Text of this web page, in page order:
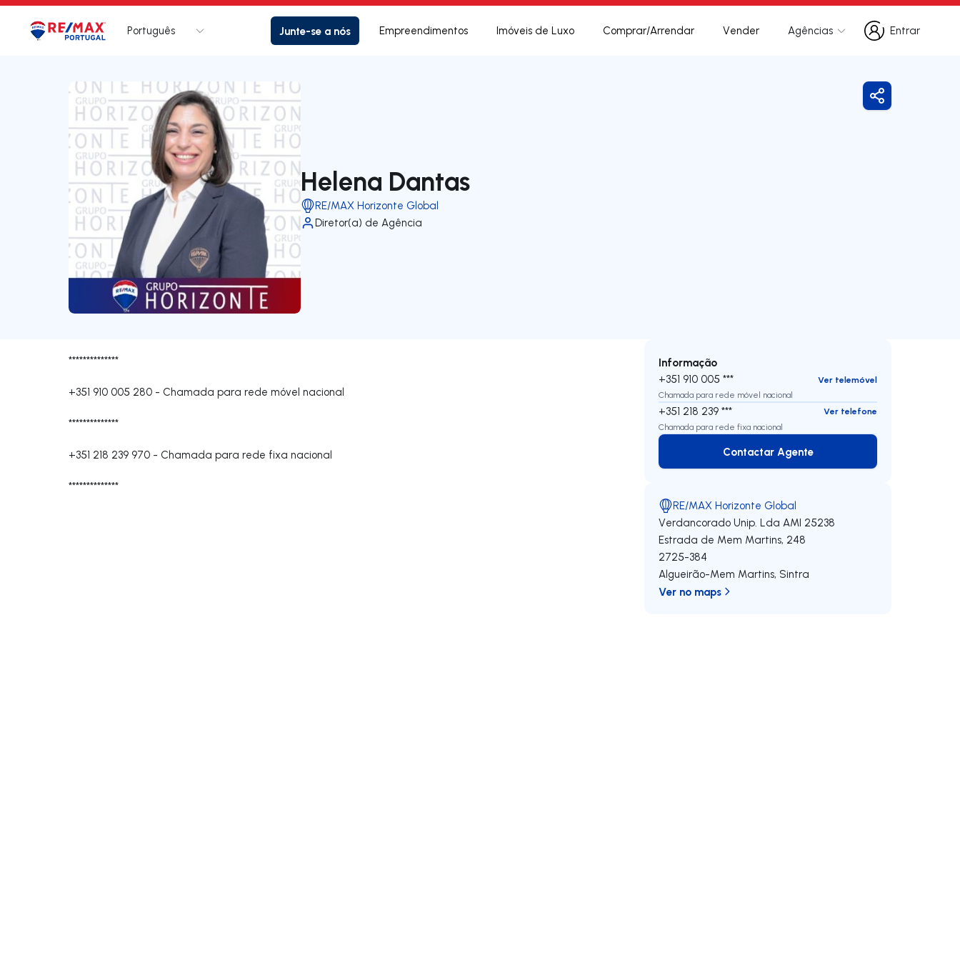
Logo Ir para página inicial
Português Junte-se a nós Empreendimentos Imóveis de Luxo Comprar/Arrendar Vender Agências
Entrar
Entrar
Helena Dantas
RE/MAX Horizonte Global
Diretor(a) de Agência
Partilhar
**************
+351 910 005 280 - Chamada para rede móvel nacional
**************
+351 218 239 970 - Chamada para rede fixa nacional
**************
Informação
+351 910 005 ***
Ver telemóvel
Chamada para rede móvel nacional
+351 218 239 ***
Ver telefone
Chamada para rede fixa nacional
Contactar Agente
Contactar Agente
RE/MAX Horizonte Global
Verdancorado Unip. Lda AMI 25238
Estrada de Mem Martins, 248
2725-384
Algueirão-Mem Martins, Sintra
Ver no maps